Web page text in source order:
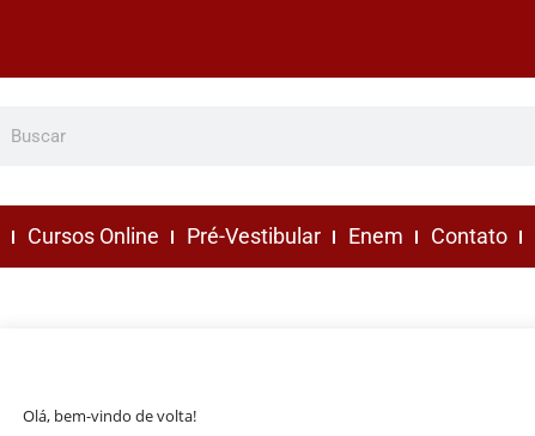
Cursos Online Pré-Vestibular Enem Contato
Olá, bem-vindo de volta!